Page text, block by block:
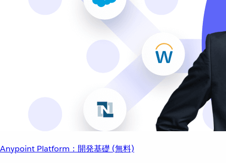
Anypoint Platform：開発基礎 (無料)